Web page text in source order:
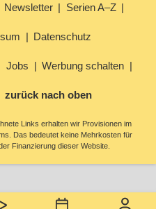
Newsletter Serien A–Z
Datenschutz
Jobs Werbung schalten
zurück nach oben
Links erhalten wir Provisionen im
Das bedeutet keine Mehrkosten für
Finanzierung dieser Website.